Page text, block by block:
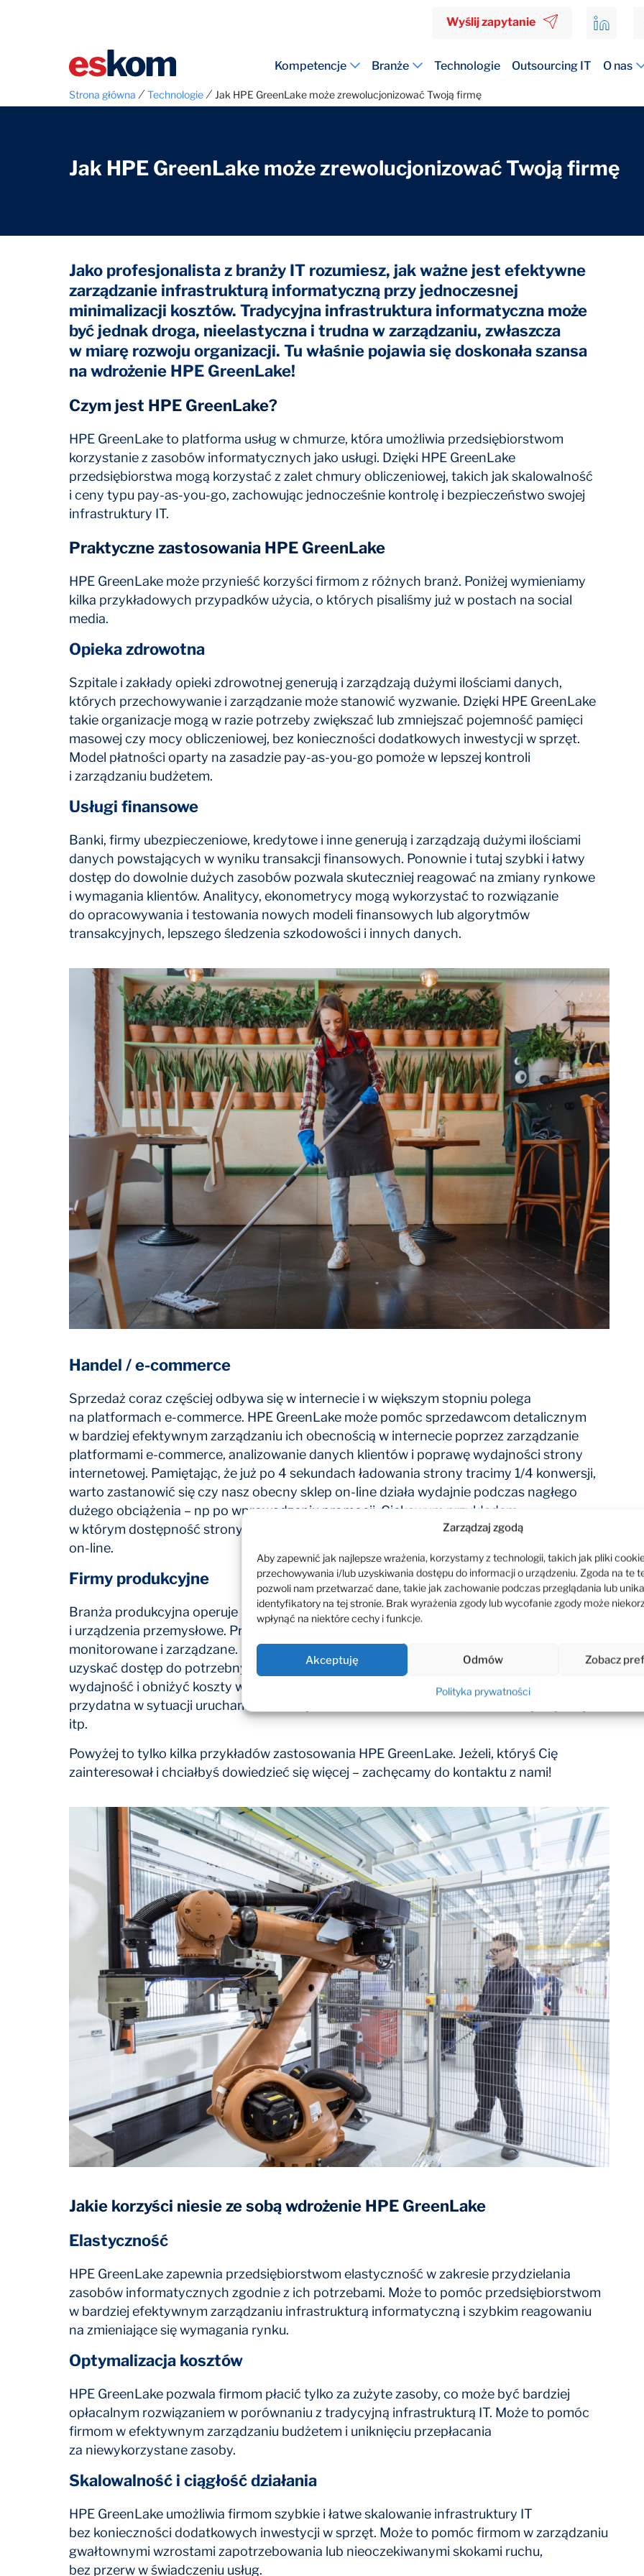
Zarządzaj zgodą
Aby zapewnić jak najlepsze wrażenia, korzystamy z technologii, takich jak pliki
przechowywania i/lub uzyskiwania dostępu do informacji o urządzeniu. Zgoda na te
pozwoli nam przetwarzać dane, takie jak zachowanie podczas przeglądania lub
identyfikatory na tej stronie. Brak wyrażenia zgody lub wycofanie zgody może
wpłynąć na niektóre cechy i funkcje.
Akceptuję Odmów Zobacz
Polityka prywatności
Wyślij zapytanie
Kompetencje Branże Technologie Outsourcing IT O nas
Strona główna ⁄Technologie⁄ Jak HPE GreenLake może zrewolucjonizować Twoją firmę
Jak HPE GreenLake może zrewolucjonizować Twoją firmę
Jako profesjonalista z branży IT rozumiesz, jak ważne jest efektywne
zarządzanie infrastrukturą informatyczną przy jednoczesnej
minimalizacji kosztów. Tradycyjna infrastruktura informatyczna może
być jednak droga, nieelastyczna i trudna w zarządzaniu, zwłaszcza
w miarę rozwoju organizacji. Tu właśnie pojawia się doskonała szansa
na wdrożenie HPE GreenLake!
Czym jest HPE GreenLake?
HPE GreenLake to platforma usług w chmurze, która umożliwia przedsiębiorstwom
korzystanie z zasobów informatycznych jako usługi. Dzięki HPE GreenLake
przedsiębiorstwa mogą korzystać z zalet chmury obliczeniowej, takich jak skalowalność
i ceny typu pay-as-you-go, zachowując jednocześnie kontrolę i bezpieczeństwo swojej
infrastruktury IT.
Praktyczne zastosowania HPE GreenLake
HPE GreenLake może przynieść korzyści firmom z różnych branż. Poniżej wymieniamy
kilka przykładowych przypadków użycia, o których pisaliśmy już w postach na social
media.
Opieka zdrowotna
Szpitale i zakłady opieki zdrowotnej generują i zarządzają dużymi ilościami danych,
których przechowywanie i zarządzanie może stanowić wyzwanie. Dzięki HPE GreenLake
takie organizacje mogą w razie potrzeby zwiększać lub zmniejszać pojemność pamięci
masowej czy mocy obliczeniowej, bez konieczności dodatkowych inwestycji w sprzęt.
Model płatności oparty na zasadzie pay-as-you-go pomoże w lepszej kontroli
i zarządzaniu budżetem.
Usługi finansowe
Banki, firmy ubezpieczeniowe, kredytowe i inne generują i zarządzają dużymi ilościami
danych powstających w wyniku transakcji finansowych. Ponownie i tutaj szybki i łatwy
dostęp do dowolnie dużych zasobów pozwala skuteczniej reagować na zmiany rynkowe
i wymagania klientów. Analitycy, ekonometrycy mogą wykorzystać to rozwiązanie
do opracowywania i testowania nowych modeli finansowych lub algorytmów
transakcyjnych, lepszego śledzenia szkodowości i innych danych.
Handel / e-commerce
Sprzedaż coraz częściej odbywa się w internecie i w większym stopniu polega
na platformach e-commerce. HPE GreenLake może pomóc sprzedawcom detalicznym
w bardziej efektywnym zarządzaniu ich obecnością w internecie poprzez zarządzanie
platformami e-commerce, analizowanie danych klientów i poprawę wydajności strony
internetowej. Pamiętając, że już po 4 sekundach ładowania strony tracimy 1/4 konwersji,
warto zastanowić się czy nasz obecny sklep on-line działa wydajnie podczas nagłego
dużego obciążenia – np po wprowadzeniu promocji. Ciekawym przykładem,
w którym dostępność strony i jej sprawne działanie jest też kluczowe jest sprzedaż biletów
on-line.
Firmy produkcyjne
Branża produkcyjna operuje na dużej ilości danych generowanych przez czujniki
i urządzenia przemysłowe. Proces produkcji, łańcuchy dostaw – wszystko tutaj musi być
monitorowane i zarządzane. Dzięki HPE GreenLake producenci mogą szybko i tanio
uzyskać dostęp do potrzebnych zasobów obliczeniowych, co pozwala im zwiększyć
wydajność i obniżyć koszty w całej działalności. Ta dostępność jest również szczególnie
przydatna w sytuacji uruchamiania nowych obszarów działalności, kanałów dystrybucji
itp.
Powyżej to tylko kilka przykładów zastosowania HPE GreenLake. Jeżeli, któryś Cię
zainteresował i chciałbyś dowiedzieć się więcej – zachęcamy do kontaktu z nami!
Jakie korzyści niesie ze sobą wdrożenie HPE GreenLake
Elastyczność
HPE GreenLake zapewnia przedsiębiorstwom elastyczność w zakresie przydzielania
zasobów informatycznych zgodnie z ich potrzebami. Może to pomóc przedsiębiorstwom
w bardziej efektywnym zarządzaniu infrastrukturą informatyczną i szybkim reagowaniu
na zmieniające się wymagania rynku.
Optymalizacja kosztów
HPE GreenLake pozwala firmom płacić tylko za zużyte zasoby, co może być bardziej
opłacalnym rozwiązaniem w porównaniu z tradycyjną infrastrukturą IT. Może to pomóc
firmom w efektywnym zarządzaniu budżetem i uniknięciu przepłacania
za niewykorzystane zasoby.
Skalowalność i ciągłość działania
HPE GreenLake umożliwia firmom szybkie i łatwe skalowanie infrastruktury IT
bez konieczności dodatkowych inwestycji w sprzęt. Może to pomóc firmom w zarządzaniu
gwałtownymi wzrostami zapotrzebowania lub nieoczekiwanymi skokami ruchu,
bez przerw w świadczeniu usług.